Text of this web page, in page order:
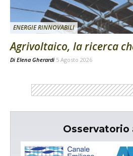
ENERGIE RINNOVABILI
Agrivoltaico, la ricerca
Di Elena Gherardi 5 Agosto 2026
Osservatorio